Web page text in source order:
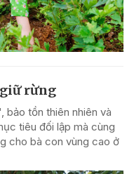
rừng
bảo tồn thiên nhiên và
tiêu đối lập mà cùng
cho bà con vùng cao ở